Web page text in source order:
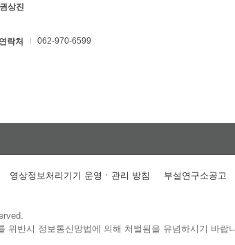
상진
연락처 062-970-6599
영상정보처리기기 운영ㆍ관리 방침 부설연구소공고
위반시 정보통신망법에 의해 처벌됨을 유념하시기 바랍